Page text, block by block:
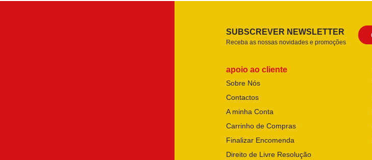
SUBSCREVER NEWSLETTER
Receba as nossas novidades e promoções
apoio ao cliente
Sobre Nós
Contactos
A minha Conta
Carrinho de Compras
Finalizar Encomenda
Direito de Livre Resolução